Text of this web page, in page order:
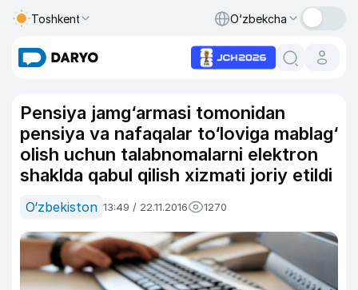
Toshkent O‘zbekcha
Pensiya jamg‘armasi tomonidan
pensiya va nafaqalar to‘loviga mablag‘
olish uchun talabnomalarni elektron
shaklda qabul qilish xizmati joriy etildi
O‘zbekiston 13:49 / 22.11.2016 1270